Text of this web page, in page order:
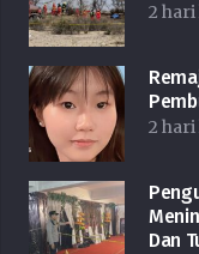
2 hari
2 hari
Dan